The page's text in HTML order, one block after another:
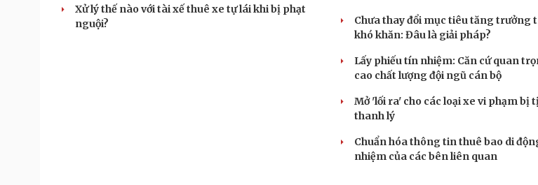
Xử lý thế nào với tài xế thuê xe tự lái khi bị phạt
nguội?
Chưa thay đổi mục tiêu tăng trưởng
khó khăn: Đâu là giải pháp?
Lấy phiếu tín nhiệm: Căn cứ quan
cao chất lượng đội ngũ cán bộ
Mở 'lối ra' cho các loại xe vi phạm bị
thanh lý
Chuẩn hóa thông tin thuê bao di
nhiệm của các bên liên quan